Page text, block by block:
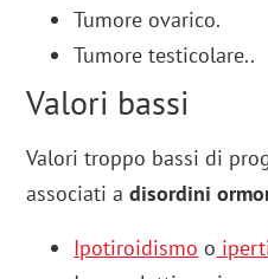
Tumore ovarico.
Tumore testicolare..
Valori bassi
Valori troppo bassi di
associati adisordini
Ipotiroidismo o